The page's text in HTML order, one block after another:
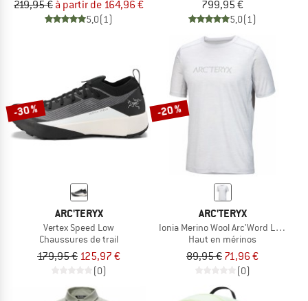
219,95 € à partir de 164,96 €
5,0(1)
799,95 €
5,0(1)
-30 %
ARC'TERYX
Vertex Speed Low
Chaussures de trail
179,95 € 125,97 €
(0)
-20 %
ARC'TERYX
Ionia Merino Wool Arc'Word Logo S/S
Haut en mérinos
89,95 € 71,96 €
(0)